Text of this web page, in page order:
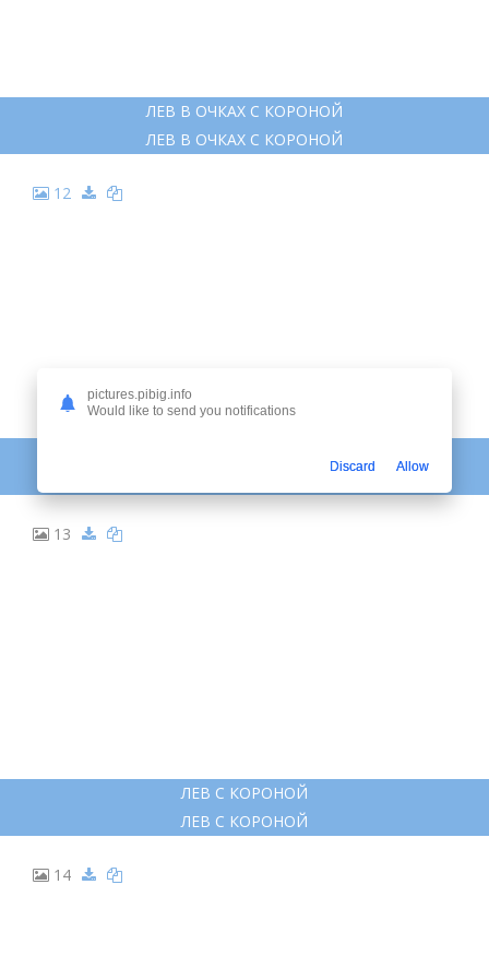
ЛЕВ В ОЧКАХ С КОРОНОЙ
ЛЕВ В ОЧКАХ С КОРОНОЙ
12
13
ЛЕВ С КОРОНОЙ
ЛЕВ С КОРОНОЙ
14
pictures.pibig.info
Would like to send you notifications
Discard Allow